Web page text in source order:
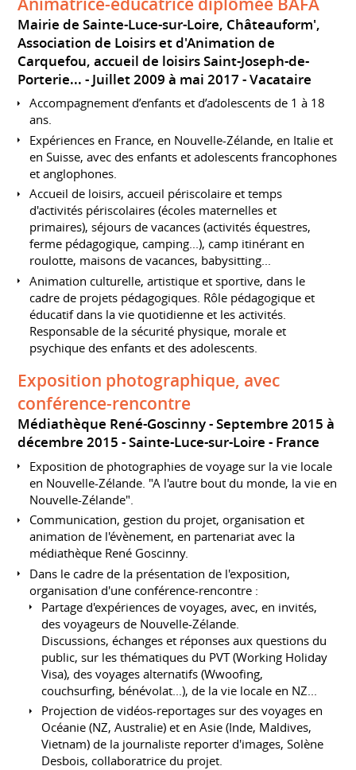
Mairie de Sainte-Luce-sur-Loire, Châteauform',
Association de Loisirs et d'Animation de
Carquefou, accueil de loisirs Saint-Joseph-de-
Porterie...
Juillet 2009 à mai 2017 Vacataire
Accompagnement d’enfants et d’adolescents de 1 à 18
ans.
Expériences en France, en Nouvelle-Zélande, en Italie et
en Suisse, avec des enfants et adolescents francophones
et anglophones.
Accueil de loisirs, accueil périscolaire et temps
d'activités périscolaires (écoles maternelles et
primaires), séjours de vacances (activités équestres,
ferme pédagogique, camping...), camp itinérant en
roulotte, maisons de vacances, babysitting...
Animation culturelle, artistique et sportive, dans le
cadre de projets pédagogiques. Rôle pédagogique et
éducatif dans la vie quotidienne et les activités.
Responsable de la sécurité physique, morale et
psychique des enfants et des adolescents.
Exposition photographique, avec
conférence-rencontre
Médiathèque René-Goscinny
Septembre 2015 à
décembre 2015 Sainte-Luce-sur-Loire France
Exposition de photographies de voyage sur la vie locale
en Nouvelle-Zélande. "A l'autre bout du monde, la vie en
Nouvelle-Zélande".
Communication, gestion du projet, organisation et
animation de l'évènement, en partenariat avec la
médiathèque René Goscinny.
Dans le cadre de la présentation de l'exposition,
organisation d'une conférence-rencontre :
Partage d'expériences de voyages, avec, en invités,
des voyageurs de Nouvelle-Zélande.
Discussions, échanges et réponses aux questions du
public, sur les thématiques du PVT (Working Holiday
Visa), des voyages alternatifs (Wwoofing,
couchsurfing, bénévolat...), de la vie locale en NZ...
Projection de vidéos-reportages sur des voyages en
Océanie (NZ, Australie) et en Asie (Inde, Maldives,
Vietnam) de la journaliste reporter d'images, Solène
Desbois, collaboratrice du projet.